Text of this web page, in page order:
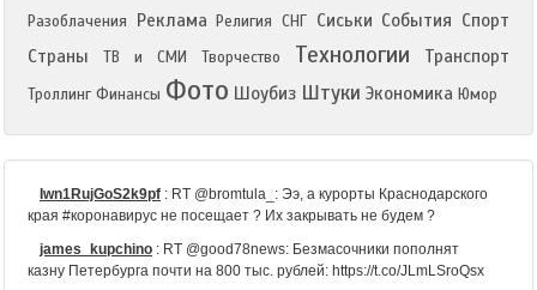
Разоблачения
Реклама Религия СНГ Сиськи События Спорт
Страны
ТВ и СМИ Творчество Технологии Транспорт
Троллинг Финансы Фото Шоубиз Штуки Экономика Юмор
Iwn1RujGoS2k9pf : RT @bromtula_: Ээ, а курорты Краснодарского
края #коронавирус не посещает ? Их закрывать не будем ?
james_kupchino : RT @good78news: Безмасочники пополнят
казну Петербурга почти на 800 тыс. рублей: https://t.co/JLmLSroQsx